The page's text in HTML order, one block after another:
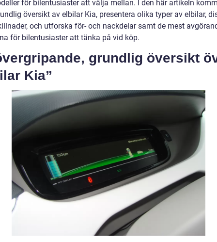
för bilentusiaster att välja mellan. I den här artikeln
översikt av elbilar Kia, presentera olika typer av elbilar,
och utforska för- och nackdelar samt de mest
för bilentusiaster att tänka på vid köp.
grundlig översikt
Kia”